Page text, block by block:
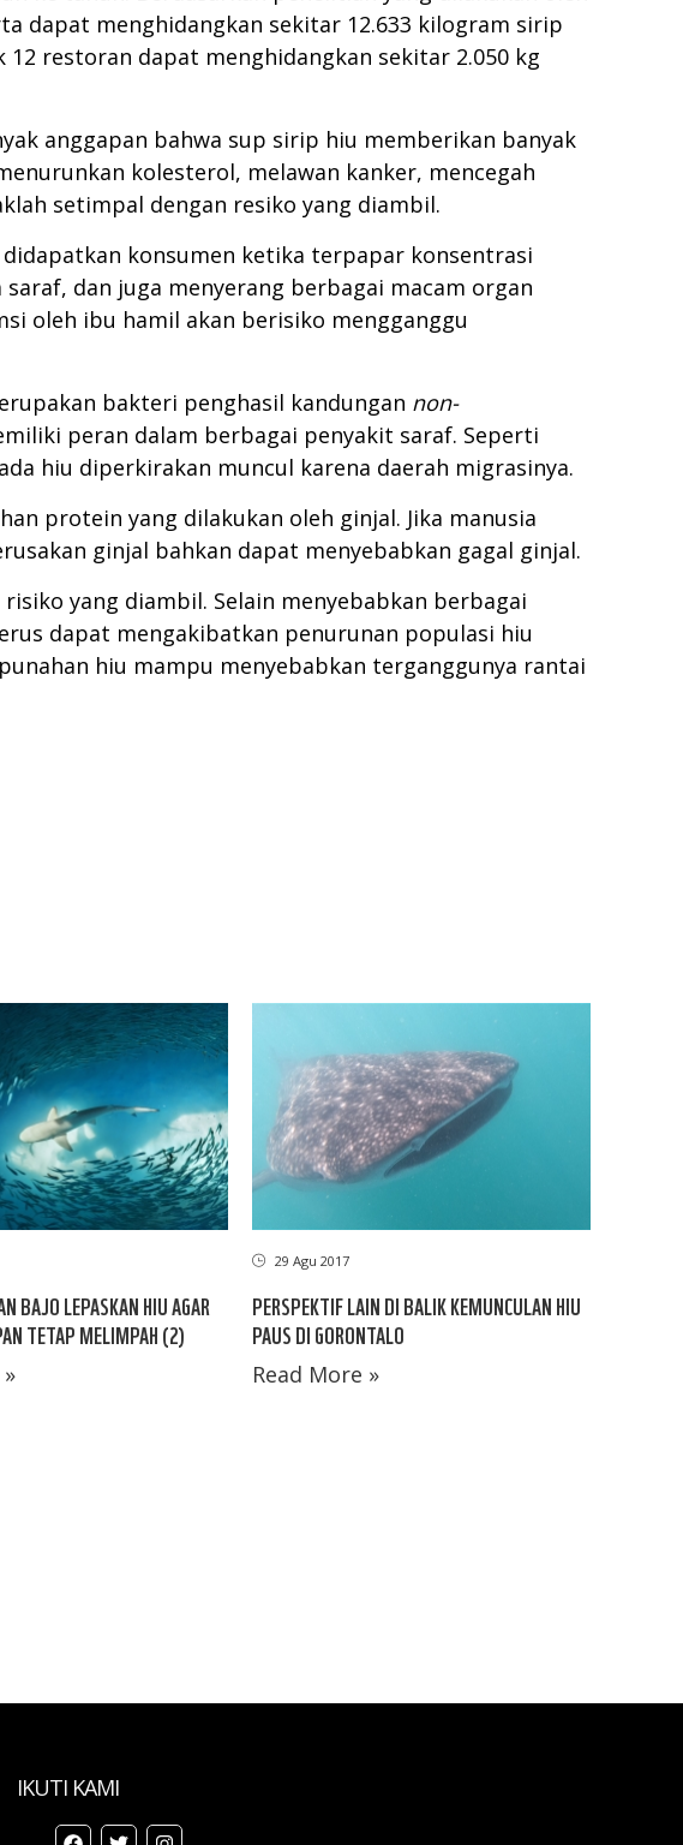
dapat menghidangkan sekitar 12.633 kilogram sirip
restoran dapat menghidangkan sekitar 2.050 kg
anggapan bahwa sup sirip hiu memberikan banyak
kolesterol, melawan kanker, mencegah
setimpal dengan resiko yang diambil.
konsumen ketika terpapar konsentrasi
dan juga menyerang berbagai macam organ
oleh ibu hamil akan berisiko mengganggu
bakteri penghasil kandungan non-
peran dalam berbagai penyakit saraf. Seperti
hiu diperkirakan muncul karena daerah migrasinya.
protein yang dilakukan oleh ginjal. Jika manusia
ginjal bahkan dapat menyebabkan gagal ginjal.
yang diambil. Selain menyebabkan berbagai
dapat mengakibatkan penurunan populasi hiu
hiu mampu menyebabkan terganggunya rantai
BAJO LEPASKAN HIU AGAR
TETAP MELIMPAH (2)
29 Agu 2017
PERSPEKTIF LAIN DI BALIK KEMUNCULAN HIU
PAUS DI GORONTALO
Read More »
IKUTI KAMI